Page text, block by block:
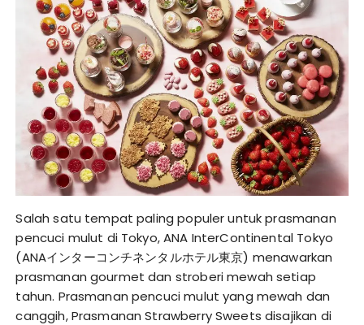
Salah satu tempat paling populer untuk prasmanan
pencuci mulut di Tokyo, ANA InterContinental Tokyo
(ANAインターコンチネンタルホテル東京) menawarkan
prasmanan gourmet dan stroberi mewah setiap
tahun. Prasmanan pencuci mulut yang mewah dan
canggih, Prasmanan Strawberry Sweets disajikan di